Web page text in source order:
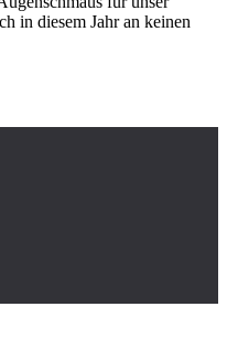
in diesem Jahr an keinen